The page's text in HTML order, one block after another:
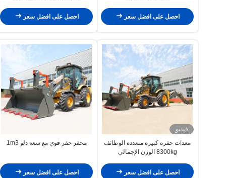
احصل على افضل سعر احصل على افضل سعر
فيديو
معدات حفرة كبيرة متعددة الوظائف
8300kg الوزن الإجمالي
احصل على افضل سعر
محفر حفر قوي مع سعة دلو 1m3
احصل على افضل سعر